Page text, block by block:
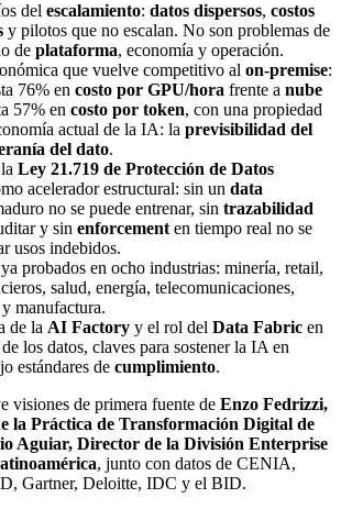
del escalamiento: datos dispersos, costos
y pilotos que no escalan. No son problemas de
de plataforma, economía y operación.
que vuelve competitivo al on-premise:
76% en costo por GPU/hora frente a nube
57% en costo por token, con una propiedad
actual de la IA: la previsibilidad del
del dato.
Ley 21.719 de Protección de Datos
acelerador estructural: sin un data
no se puede entrenar, sin trazabilidad
y sin enforcement en tiempo real no se
usos indebidos.
ya probados en ocho industrias: minería, retail,
salud, energía, telecomunicaciones,
manufactura.
de la AI Factory y el rol del Data Fabric en
los datos, claves para sostener la IA en
estándares de cumplimiento.
visiones de primera fuente de Enzo Fedrizzi,
la Práctica de Transformación Digital de
Aguiar, Director de la División Enterprise
, junto con datos de CENIA,
Gartner, Deloitte, IDC y el BID.